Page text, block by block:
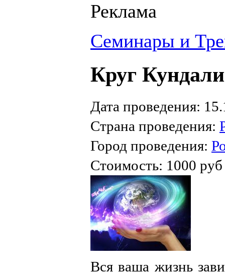
Реклама
Семинары и
Круг
Дата проведения:
Страна проведения:
Город проведения:
Стоимость: 1000 руб
Вся ваша жизнь